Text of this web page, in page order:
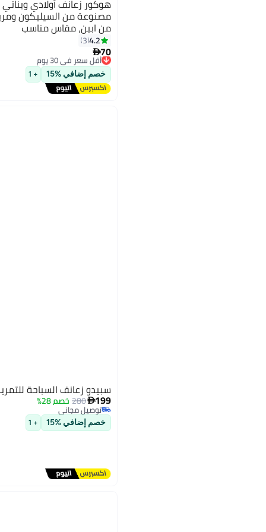
هوكور زعانف أولادي
مصنوعة من السيليكون
من ابين، مقاس مناسب
4.2
3
70أقل سعر في 30 يوم
توصيل مجاني
أقل سعر في 30 يوم
خصم إضافي %15 + 1
سبيدو زعانف السباحة
199
280 خصم 28%
توصيل مجاني
توصيل مجاني
خصم إضافي %15 + 1